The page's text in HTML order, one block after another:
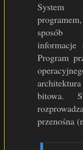
System
sposób
informacje
Program
bitowa.
przenośna